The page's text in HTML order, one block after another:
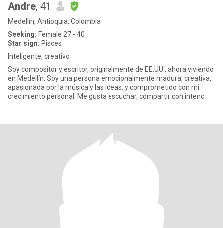
Andre, 41
Medellín, Antioquia, Colombia
Seeking: Female 27 - 40
Star sign: Pisces
Inteligente, creativo
Soy compositor y escritor, originalmente de EE.UU., ahora viviendo
en Medellín. Soy una persona emocionalmente madura, creativa,
apasionada por la música y las ideas, y comprometido con mi
crecimiento personal. Me gusta escuchar, compartir con intenc